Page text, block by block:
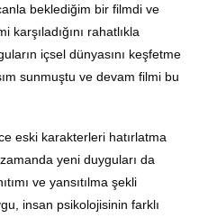
beklediğim bir filmdi ve
rahatlıkla
içsel dünyasını keşfetme
sunmuştu ve devam filmi bu
eski karakterleri hatırlatma
yeni duyguları da
ve yansıtılma şekli
insan psikolojisinin farklı